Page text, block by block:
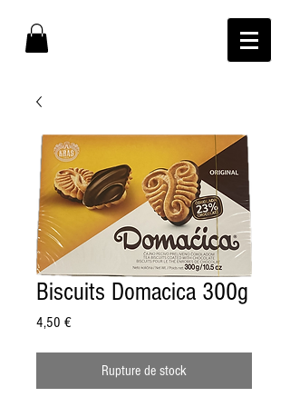
Biscuits Domacica 300g
4,50 €Prix
Rupture de stock